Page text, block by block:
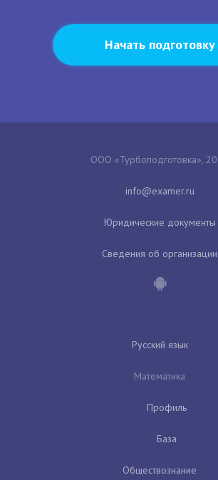
Начать подготовку
ООО «Турбоподготовка»,
Юридические документы
Сведения об организации
Русский язык
Математика
Профиль
База
Обществознание